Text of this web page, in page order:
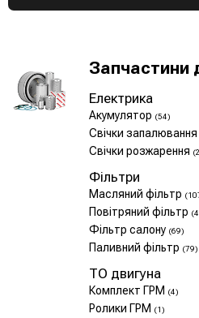
Запчастини
Електрика
Акумулятор (54)
Свічки запалювання
Свічки розжарення
Фільтри
Масляний фільтр
Повітряний фільтр
Фільтр салону (69)
Паливний фільтр (79)
ТО двигуна
Комплект ГРМ (4)
Ролики ГРМ (1)